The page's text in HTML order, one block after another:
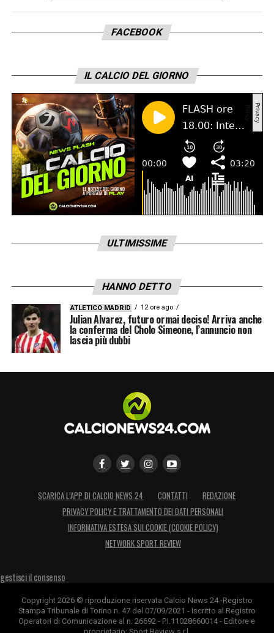
FACEBOOK
IL CALCIO DEL GIORNO
ULTIMISSIME
HANNO DETTO
ATLETICO MADRID 12 ore ago
Julian Alvarez, futuro ormai deciso! Arriva anche
la conferma del Cholo Simeone, l’annuncio non
lascia più dubbi
SCARICA L’APP DI CALCIO NEWS 24 CONTATTI
REDAZIONE
PRIVACY POLICY E TRATTAMENTO DEI DATI PERSONALI
INFORMATIVA ESTESA SUI COOKIE (COOKIE POLICY)
NETWORK SPORT REVIEW
gestisci il consenso
Copyright 2026 © riproduzione riservata Calcio News 24 -Registro
Stampa Tribunale di Torino n. 47 del 07/09/2021 - Iscritto al Registro
Operatori di Comunicazione al n. 26692 - P.I.11028660014 - Editore e